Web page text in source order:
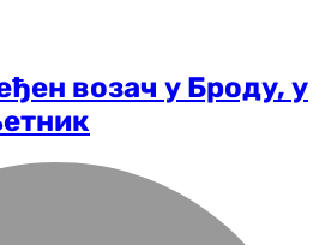
возач у Броду, у